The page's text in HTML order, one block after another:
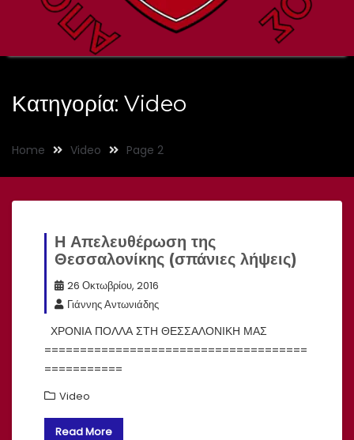
Κατηγορία: Video
Home Video Page 2
Η Απελευθέρωση της
Θεσσαλονίκης (σπάνιες λήψεις)
26 Οκτωβρίου, 2016
Γιάννης Αντωνιάδης
ΧΡΟΝΙΑ ΠΟΛΛΑ ΣΤΗ ΘΕΣΣΑΛΟΝΙΚΗ ΜΑΣ
=====================================
===========
Video
Read More